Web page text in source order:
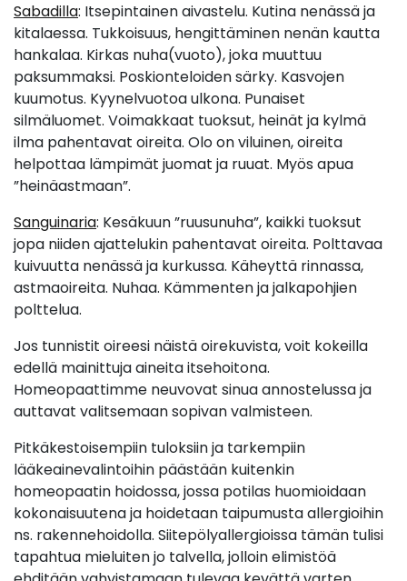
Sabadilla: Itsepintainen aivastelu. Kutina nenässä ja
kitalaessa. Tukkoisuus, hengittäminen nenän kautta
hankalaa. Kirkas nuha(vuoto), joka muuttuu
paksummaksi. Poskionteloiden särky. Kasvojen
kuumotus. Kyynelvuotoa ulkona. Punaiset
silmäluomet. Voimakkaat tuoksut, heinät ja kylmä
ilma pahentavat oireita. Olo on viluinen, oireita
helpottaa lämpimät juomat ja ruuat. Myös apua
”heinäastmaan”.
Sanguinaria: Kesäkuun ”ruusunuha”, kaikki tuoksut
jopa niiden ajattelukin pahentavat oireita. Polttavaa
kuivuutta nenässä ja kurkussa. Käheyttä rinnassa,
astmaoireita. Nuhaa. Kämmenten ja jalkapohjien
polttelua.
Jos tunnistit oireesi näistä oirekuvista, voit kokeilla
edellä mainittuja aineita itsehoitona.
Homeopaattimme neuvovat sinua annostelussa ja
auttavat valitsemaan sopivan valmisteen.
Pitkäkestoisempiin tuloksiin ja tarkempiin
lääkeainevalintoihin päästään kuitenkin
homeopaatin hoidossa, jossa potilas huomioidaan
kokonaisuutena ja hoidetaan taipumusta allergioihin
ns. rakennehoidolla. Siitepölyallergioissa tämän tulisi
tapahtua mieluiten jo talvella, jolloin elimistöä